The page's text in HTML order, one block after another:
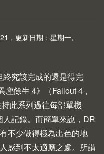
，更新日期：星期一,
究該完成的還是得完
餘生 4》（Fallout 4，
此系列過往每部單機
記錄。而簡單來說，DR
不少做得極為出色的地
感到不太適應之處。所謂